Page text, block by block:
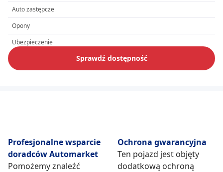
Auto zastępcze
Opony
Ubezpieczenie
Sprawdź dostępność
Profesjonalne wsparcie
doradców Automarket
Pomożemy znaleźć
Ochrona gwarancyjna
Ten pojazd jest objęty
dodatkową ochroną